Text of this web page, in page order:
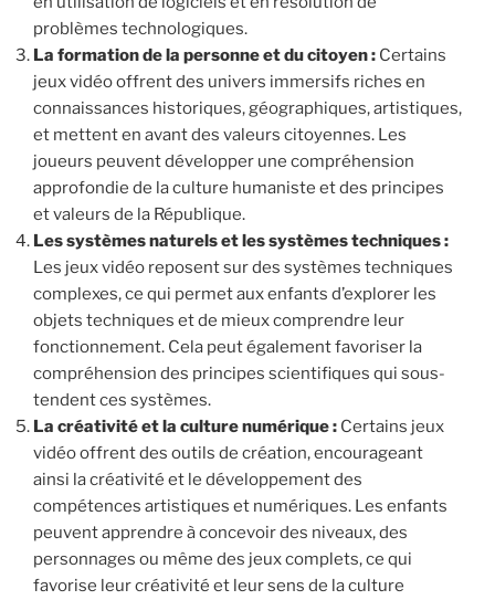
problèmes technologiques.
La formation de la personne et du citoyen : Certains
jeux vidéo offrent des univers immersifs riches en
connaissances historiques, géographiques, artistiques,
et mettent en avant des valeurs citoyennes. Les
joueurs peuvent développer une compréhension
approfondie de la culture humaniste et des principes
et valeurs de la République.
Les systèmes naturels et les systèmes techniques :
Les jeux vidéo reposent sur des systèmes techniques
complexes, ce qui permet aux enfants d’explorer les
objets techniques et de mieux comprendre leur
fonctionnement. Cela peut également favoriser la
compréhension des principes scientifiques qui sous-
tendent ces systèmes.
La créativité et la culture numérique : Certains jeux
vidéo offrent des outils de création, encourageant
ainsi la créativité et le développement des
compétences artistiques et numériques. Les enfants
peuvent apprendre à concevoir des niveaux, des
personnages ou même des jeux complets, ce qui
favorise leur créativité et leur sens de la culture